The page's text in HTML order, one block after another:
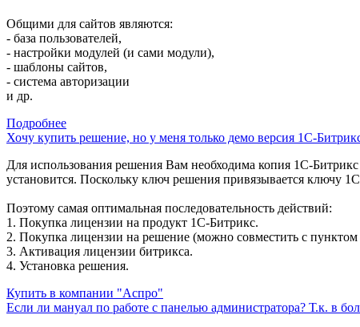
Общими для сайтов являются:
- база пользователей,
- настройки модулей (и сами модули),
- шаблоны сайтов,
- система авторизации
и др.
Подробнее
Хочу купить решение, но у меня только демо версия 1С-
Для использования решения Вам необходима копия 1С-
установится. Поскольку ключ решения привязывается ключу
Поэтому самая оптимальная последовательность действий:
1. Покупка лицензии на продукт 1С-Битрикс.
2. Покупка лицензии на решение (можно совместить с пунктом
3. Активация лицензии битрикса.
4. Установка решения.
Купить в компании "Аспро"
Если ли мануал по работе с панелью администратора? Т.к. в